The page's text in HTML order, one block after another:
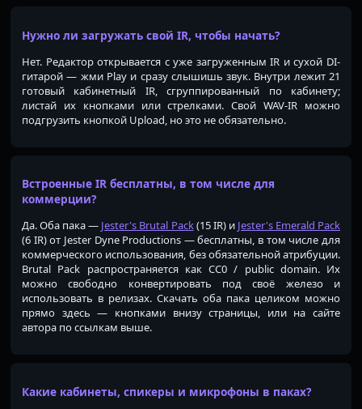
Нужно ли загружать свой IR, чтобы начать?
Нет. Редактор открывается с уже загруженным IR и сухой DI-
гитарой — жми Play и сразу слышишь звук. Внутри лежит 21
готовый кабинетный IR, сгруппированный по кабинету;
листай их кнопками или стрелками. Свой WAV-IR можно
подгрузить кнопкой Upload, но это не обязательно.
Встроенные IR бесплатны, в том числе для
коммерции?
Да. Оба пака — Jester's Brutal Pack(15 IR) и Jester's Emerald Pack
(6 IR) от Jester Dyne Productions — бесплатны, в том числе для
коммерческого использования, без обязательной атрибуции.
Brutal Pack распространяется как CC0 / public domain. Их
можно свободно конвертировать под своё железо и
использовать в релизах. Скачать оба пака целиком можно
прямо здесь — кнопками внизу страницы, или на сайте
автора по ссылкам выше.
Какие кабинеты, спикеры и микрофоны в паках?